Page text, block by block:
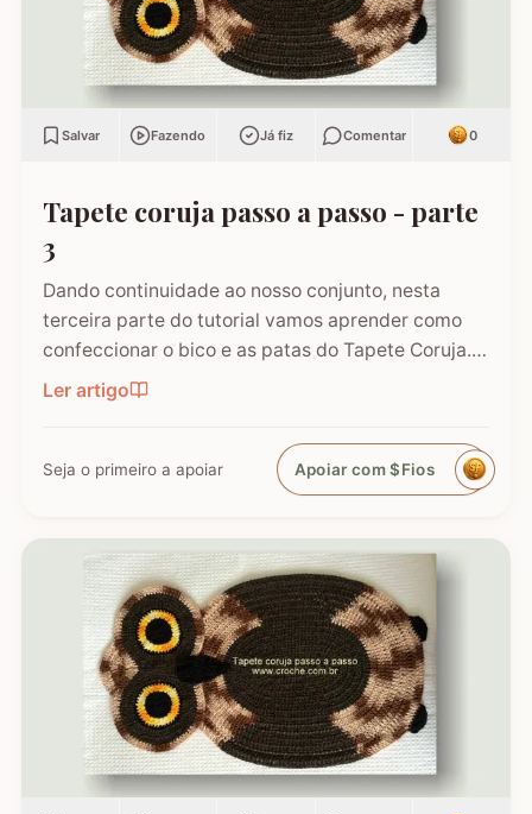
Salvar Fazendo Já fiz Comentar 0
Tapete coruja passo a passo - parte
3
Dando continuidade ao nosso conjunto, nesta
terceira parte do tutorial vamos aprender como
confeccionar o bico e as patas do Tapete Coruja.
São esses pequenos detalhes que trazem a
personalidade e o charme final à peça! Caso você
tenha caído direto neste post, não se esqueça de
conferir as etapas…
Ler artigo
Seja o primeiro a apoiar Apoiar com $Fios